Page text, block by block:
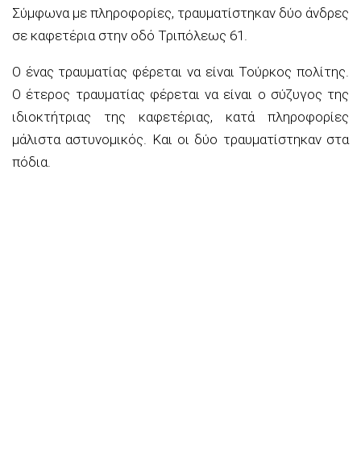
Σύμφωνα με πληροφορίες, τραυματίστηκαν δύο άνδρες
σε καφετέρια στην οδό Τριπόλεως 61.
Ο ένας τραυματίας φέρεται να είναι Τούρκος πολίτης.
Ο έτερος τραυματίας φέρεται να είναι ο σύζυγος της
ιδιοκτήτριας της καφετέριας, κατά πληροφορίες
μάλιστα αστυνομικός. Και οι δύο τραυματίστηκαν στα
πόδια.